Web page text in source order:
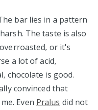
bar lies in a pattern
The taste is also
or it's
a lot of acid,
chocolate is good.
convinced that
Even Pralus did not